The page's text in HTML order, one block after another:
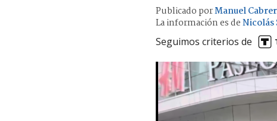
Publicado porManuel
La información es deNicolás
Seguimos criterios de